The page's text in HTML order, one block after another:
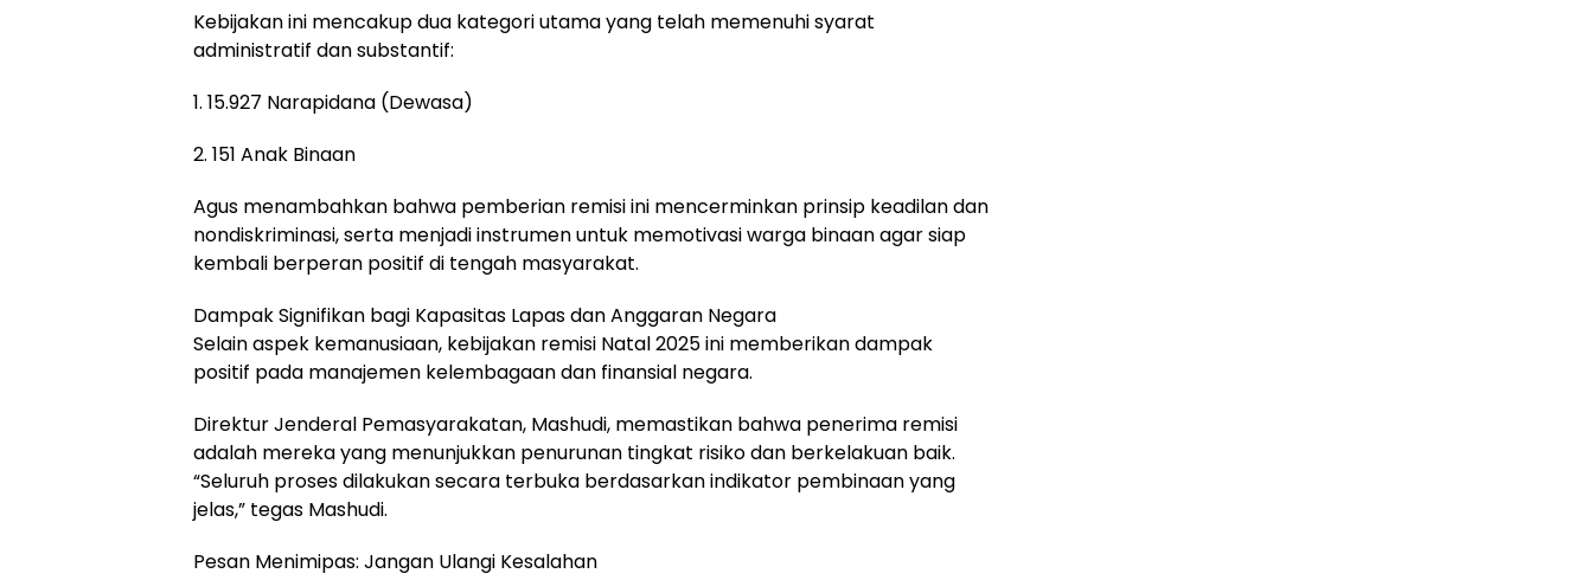
Kebijakan ini mencakup dua kategori utama yang telah memenuhi syarat
administratif dan substantif:
1. 15.927 Narapidana (Dewasa)
2. 151 Anak Binaan
Agus menambahkan bahwa pemberian remisi ini mencerminkan prinsip keadilan dan
nondiskriminasi, serta menjadi instrumen untuk memotivasi warga binaan agar siap
kembali berperan positif di tengah masyarakat.
Dampak Signifikan bagi Kapasitas Lapas dan Anggaran Negara
Selain aspek kemanusiaan, kebijakan remisi Natal 2025 ini memberikan dampak
positif pada manajemen kelembagaan dan finansial negara.
Direktur Jenderal Pemasyarakatan, Mashudi, memastikan bahwa penerima remisi
adalah mereka yang menunjukkan penurunan tingkat risiko dan berkelakuan baik.
“Seluruh proses dilakukan secara terbuka berdasarkan indikator pembinaan yang
jelas,” tegas Mashudi.
Pesan Menimipas: Jangan Ulangi Kesalahan